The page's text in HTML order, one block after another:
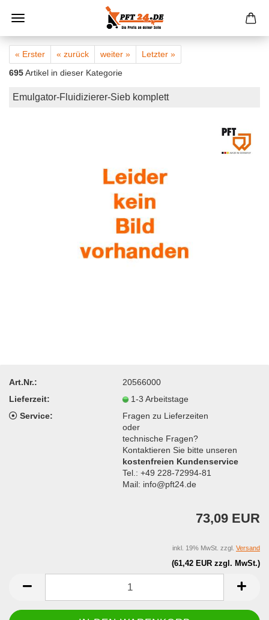
« Erster « zurück weiter »
Letzter »
695Artikel in dieser Kategorie
Emulgator-Fluidizierer-Sieb komplett
Art.Nr.:
20566000
Lieferzeit:
1-3 Arbeitstage
Service:
Fragen zu Lieferzeiten
oder
technische Fragen?
Kontaktieren Sie bitte unseren
kostenfreien Kundenservice
Tel.: +49 228-72994-81
Mail: info@pft24.de
73,09 EUR
(61,42 EUR zzgl. MwSt.)
inkl. 19% MwSt. zzgl. Versand